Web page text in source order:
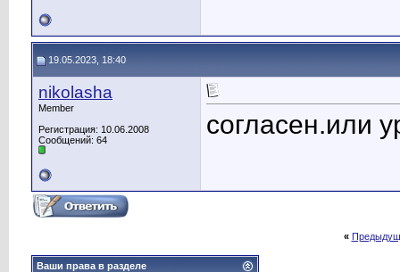
19.05.2023, 18:40
nikolasha
Member
Регистрация: 10.06.2008
Сообщений: 64
согласен.или
«
Ваши права в разделе